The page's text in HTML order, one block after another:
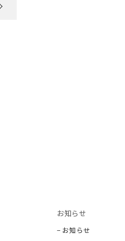
お知らせ
− お知らせ